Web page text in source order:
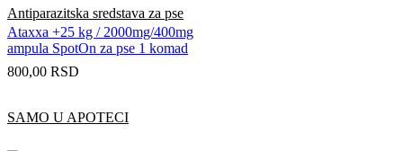
Antiparazitska sredstava za pse
Ataxxa +25 kg / 2000mg/400mg
ampula SpotOn za pse 1 komad
800,00 RSD
SAMO U APOTECI